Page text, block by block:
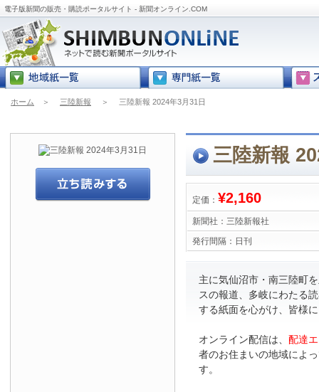
電子版新聞の販売・購読ポータルサイト - 新聞オンライン.COM
ホーム ＞ 三陸新報 ＞ 三陸新報 2024年3月31日
三陸新報
定価： ¥2,160
新聞社： 三陸新報社
発行間隔： 日刊
主に気仙沼市・南三陸町
スの報道、多岐にわたる
する紙面を心がけ、皆様
オンライン配信は、 配達
者のお住まいの地域によ
す。